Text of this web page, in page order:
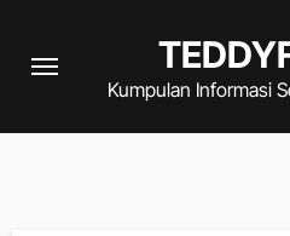
Kumpulan Informasi